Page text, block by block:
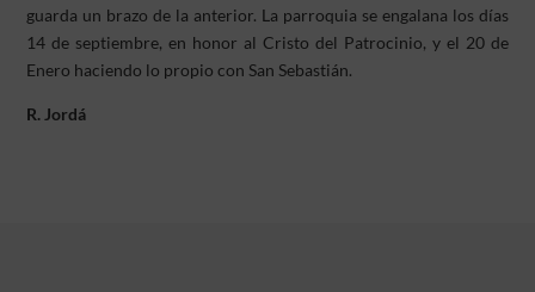
guarda un brazo de la anterior. La parroquia se engalana los días
14 de septiembre, en honor al Cristo del Patrocinio, y el 20 de
Enero haciendo lo propio con San Sebastián.
R. Jordá